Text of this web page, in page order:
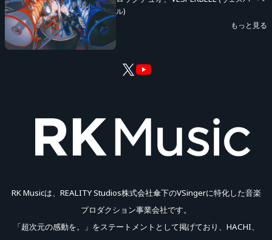
・YouTubehttps://www.youtube.com/@VESPERBELL
・Xhttps://x.com/vesperbell_info
・RK Musicチャンネル(Z-aN)
ル)
もっと見る
RK Musicは、REALITY Studios株式会社傘下のVSingerに特化した音楽
プロダクション事業会社です。
「超次元の感動を。」をステートメントとして掲げており、HACHI、